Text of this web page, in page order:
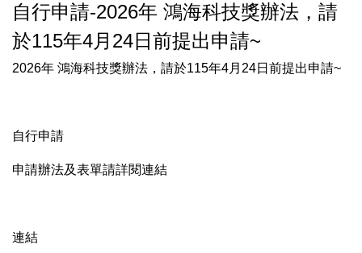
自行申請-2026年 鴻海科技獎辦法，請
於115年4月24日前提出申請~
2026年 鴻海科技獎辦法，請於115年4月24日前提出申請~
自行申請
申請辦法及表單請詳閱連結
連結